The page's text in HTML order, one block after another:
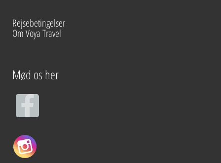
Rejsebetingelser
Om Voya Travel
Mød os her
F
a
c